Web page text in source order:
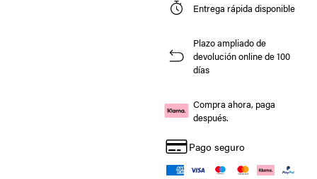
Entrega rápida disponible
Plazo ampliado de
devolución online de 100
días
Compra ahora, paga
después.
Pago seguro